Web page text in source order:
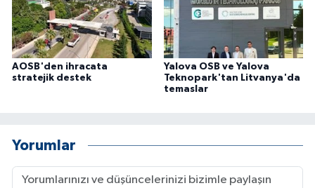
AOSB'den ihracata
stratejik destek
Yalova OSB ve Yalova
Teknopark'tan Litvanya'da
temaslar
Yorumlar